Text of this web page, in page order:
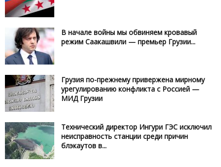
В начале войны мы обвиняем кровавый
режим Саакашвили — премьер Грузии...
Грузия по-прежнему привержена мирному
урегулированию конфликта с Россией —
МИД Грузии
Технический директор Ингури ГЭС исключил
неисправность станции среди причин
блэкаутов в...